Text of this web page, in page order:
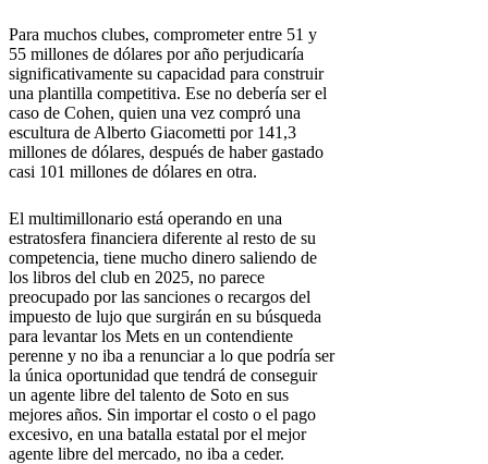
Para muchos clubes, comprometer entre 51 y
55 millones de dólares por año perjudicaría
significativamente su capacidad para construir
una plantilla competitiva. Ese no debería ser el
caso de Cohen, quien una vez compró una
escultura de Alberto Giacometti por 141,3
millones de dólares, después de haber gastado
casi 101 millones de dólares en otra.
El multimillonario está operando en una
estratosfera financiera diferente al resto de su
competencia, tiene mucho dinero saliendo de
los libros del club en 2025, no parece
preocupado por las sanciones o recargos del
impuesto de lujo que surgirán en su búsqueda
para levantar los Mets en un contendiente
perenne y no iba a renunciar a lo que podría ser
la única oportunidad que tendrá de conseguir
un agente libre del talento de Soto en sus
mejores años. Sin importar el costo o el pago
excesivo, en una batalla estatal por el mejor
agente libre del mercado, no iba a ceder.